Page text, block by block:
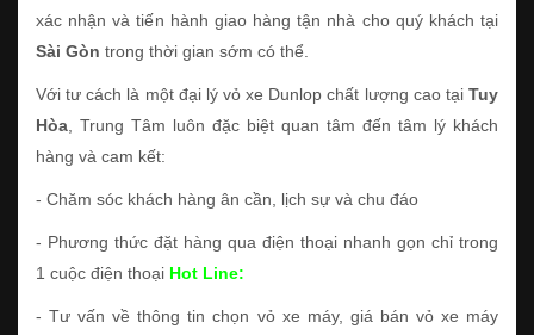
xác nhận và tiến hành giao hàng tận nhà cho quý khách tại
Sài Gòn trong thời gian sớm có thể.
Với tư cách là một đại lý vỏ xe Dunlop chất lượng cao tại Tuy
Hòa , Trung Tâm luôn đặc biệt quan tâm đến tâm lý khách
hàng và cam kết:
- Chăm sóc khách hàng ân cần, lịch sự và chu đáo
- Phương thức đặt hàng qua điện thoại nhanh gọn chỉ trong
1 cuộc điện thoại Hot Line:
- Tư vấn về thông tin chọn vỏ xe máy, giá bán vỏ xe máy